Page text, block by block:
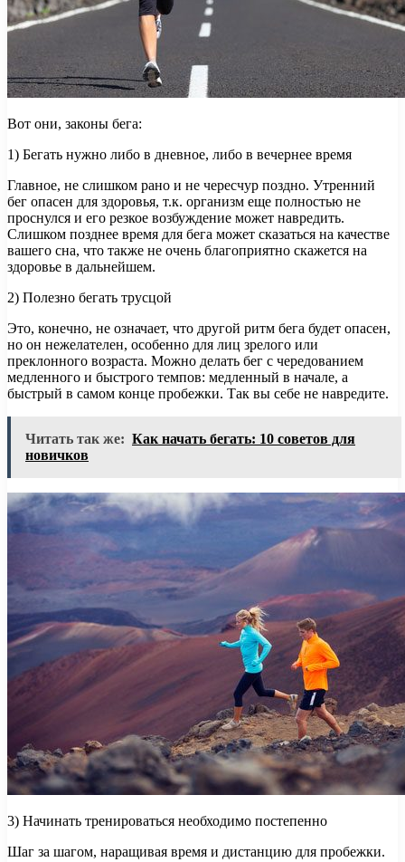
Вот они, законы бега:
1) Бегать нужно либо в дневное, либо в вечернее время
Главное, не слишком рано и не чересчур поздно. Утренний
бег опасен для здоровья, т.к. организм еще полностью не
проснулся и его резкое возбуждение может навредить.
Слишком позднее время для бега может сказаться на качестве
вашего сна, что также не очень благоприятно скажется на
здоровье в дальнейшем.
2) Полезно бегать трусцой
Это, конечно, не означает, что другой ритм бега будет опасен,
но он нежелателен, особенно для лиц зрелого или
преклонного возраста. Можно делать бег с чередованием
медленного и быстрого темпов: медленный в начале, а
быстрый в самом конце пробежки. Так вы себе не навредите.
Читать так же: Как начать бегать: 10 советов для
новичков
3) Начинать тренироваться необходимо постепенно
Шаг за шагом, наращивая время и дистанцию для пробежки.